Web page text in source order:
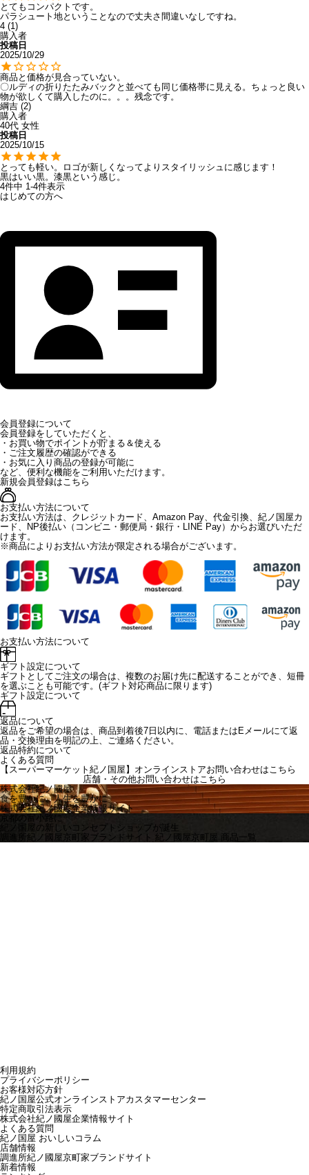
とてもコンパクトです。
パラシュート地ということなので丈夫さ間違いなしですね。
4 1
購入者
投稿日
2025/10/29
商品と価格が見合っていない。
〇ルディの折りたたみバックと並べても同じ価格帯に見える。ちょっと良い
物が欲しくて購入したのに。。。残念です。
綱吉 2
購入者
40代 女性
投稿日
2025/10/15
とっても軽い。ロゴが新しくなってよりスタイリッシュに感じます！
黒はいい黒。漆黒という感じ。
4件中 1 -4件表示
はじめての方へ
会員登録について
会員登録をしていただくと、
・お買い物でポイントが貯まる＆使える
・ご注文履歴の確認ができる
・お気に入り商品の登録が可能に
など、便利な機能をご利用いただけます。
新規会員登録はこちら
お支払い方法について
お支払い方法は、クレジットカード、Amazon Pay、代金引換、紀ノ国屋カ
ード、NP後払い（コンビニ・郵便局・銀行・LINE Pay）からお選びいただ
けます。
※商品によりお支払い方法が限定される場合がございます。
お支払い方法について
ギフト設定について
ギフトとしてご注文の場合は、複数のお届け先に配送することができ、短冊
を選ぶことも可能です。(ギフト対応商品に限ります)
ギフト設定について
返品について
返品をご希望の場合は、商品到着後7日以内に、電話またはEメールにて返
品・交換理由を明記の上、ご連絡ください。
返品特約について
よくある質問
【スーパーマーケット紀ノ国屋】オンラインストアお問い合わせはこちら
店舗・その他お問い合わせは こちら
株式会社紀ノ國屋
食を豊かに、人生を豊かに
株式会社紀ノ國屋企業情報サイト
京都の富小路に
紀ノ国屋の新しいコンセプトショップが誕生
調進所紀ノ國屋京町家ブランドサイト 紀ノ國屋京町屋 商品一覧
利用規約
プライバシーポリシー
お客様対応方針
紀ノ国屋公式オンラインストアカスタマーセンター
特定商取引法表示
株式会社紀ノ國屋企業情報サイト
よくある質問
紀ノ国屋 おいしいコラム
店舗情報
調進所紀ノ國屋京町家ブランドサイト
新着情報